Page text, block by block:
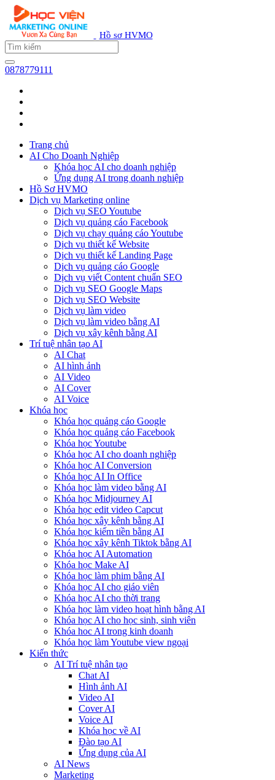
Hồ sơ HVMO
0878779111
Trang chủ
AI Cho Doanh Nghiệp
Khóa học AI cho doanh nghiệp
Ứng dụng AI trong doanh nghiệp
Hồ Sơ HVMO
Dịch vụ Marketing online
Dịch vụ SEO Youtube
Dịch vụ quảng cáo Facebook
Dịch vụ chạy quảng cáo Youtube
Dịch vụ thiết kế Website
Dịch vụ thiết kế Landing Page
Dịch vụ quảng cáo Google
Dịch vụ viết Content chuẩn SEO
Dịch vụ SEO Google Maps
Dịch vụ SEO Website
Dịch vụ làm video
Dịch vụ làm video bằng AI
Dịch vụ xây kênh bằng AI
Trí tuệ nhân tạo AI
AI Chat
AI hình ảnh
AI Video
AI Cover
AI Voice
Khóa học
Khóa học quảng cáo Google
Khóa học quảng cáo Facebook
Khóa học Youtube
Khóa học AI cho doanh nghiệp
Khóa học AI Conversion
Khóa học AI In Office
Khóa học làm video bằng AI
Khóa học Midjourney AI
Khóa học edit video Capcut
Khóa học xây kênh bằng AI
Khóa học kiếm tiền bằng AI
Khóa học xây kênh Tiktok bằng AI
Khóa học AI Automation
Khóa học Make AI
Khóa học làm phim bằng AI
Khóa học AI cho giáo viên
Khóa học AI cho thời trang
Khóa học làm video hoạt hình bằng AI
Khóa học AI cho học sinh, sinh viên
Khóa hoc AI trong kinh doanh
Khóa học làm Youtube view ngoại
Kiến thức
AI Trí tuệ nhân tạo
Chat AI
Hình ảnh AI
Video AI
Cover AI
Voice AI
Khóa học về AI
Đào tạo AI
Ứng dụng của AI
AI News
Marketing